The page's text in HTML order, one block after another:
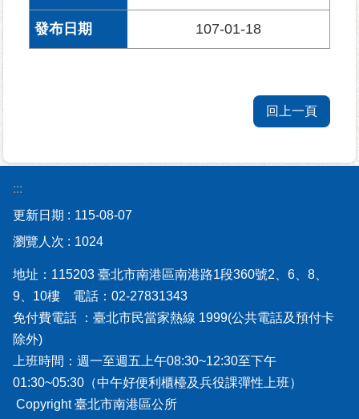
性
別
料
專
區
政
資
訊
公
開
107-01-18
回上一頁
:::
更新日期
115-08-07
瀏覽人次
1024
地址：115203 臺北市南港區南港路1段360號2、6、8、
9、10樓 電話：02-27831343
免付費電話 ：臺北市民當家熱線 1999(公共電話及預付卡
除外)
上班時間：週一至週五上午08:30~12:30至下午
01:30~05:30（中午好便利櫃檯及兵役課彈性上班）
Copyright 臺北市南港區公所